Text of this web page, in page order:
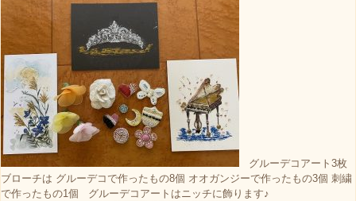
グルーデコアート3枚
ブローチは グルーデコで作ったもの8個 オオガンジーで作ったもの3個 刺繍
で作ったもの1個 グルーデコアートはニッチに飾ります♪